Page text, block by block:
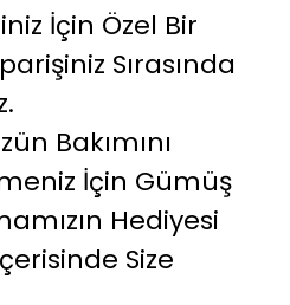
İçin Özel Bir
Sırasında
Bakımını
İçin Gümüş
Hediyesi
Size